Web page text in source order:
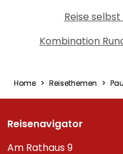
Reise
Kombination
Home Reisethemen
Reisenavigator
Am Rathaus 9